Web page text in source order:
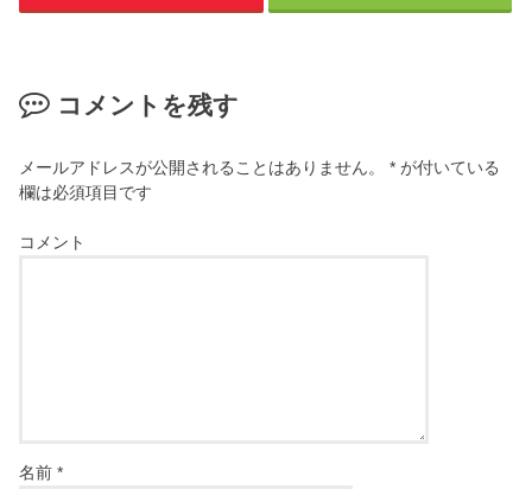
コメントを残す
メールアドレスが公開されることはありません。 * が付いている
欄は必須項目です
コメント
名前*